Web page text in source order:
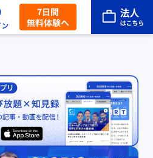
7日間
無料体験へ